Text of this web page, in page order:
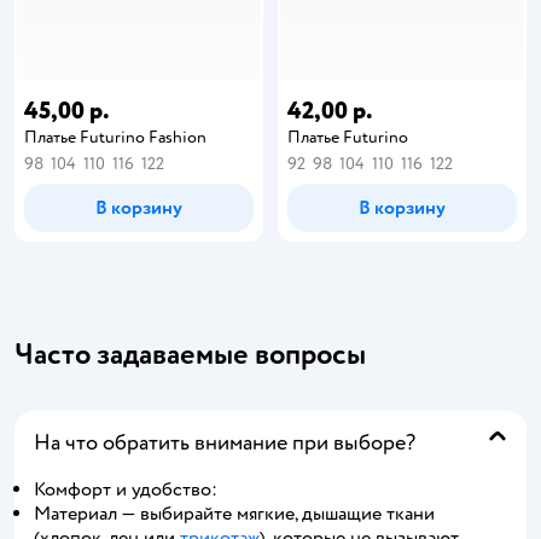
45,00 р.
Платье Futurino Fashion
98 104 110 116 122
В корзину
42,00 р.
Платье Futurino
92 98 104 110 116 122
В корзину
Часто задаваемые вопросы
На что обратить внимание при выборе?
Комфорт и удобство:
Материал — выбирайте мягкие, дышащие ткани